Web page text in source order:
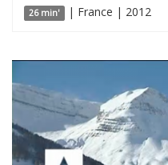
26 min' | France | 2012